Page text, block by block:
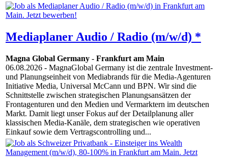
Mediaplaner Audio / Radio (m/w/d) *
Magna Global Germany - Frankfurt am Main
06.08.2026 - MagnaGlobal Germany ist die zentrale Investment-
und Planungseinheit von Mediabrands für die Media-Agenturen
Initiative Media, Universal McCann und BPN. Wir sind die
Schnittstelle zwischen strategischen Planungsansätzen der
Frontagenturen und den Medien und Vermarktern im deutschen
Markt. Damit liegt unser Fokus auf der Detailplanung aller
klassischen Media-Kanäle, dem strategischen wie operativen
Einkauf sowie dem Vertragscontrolling und...